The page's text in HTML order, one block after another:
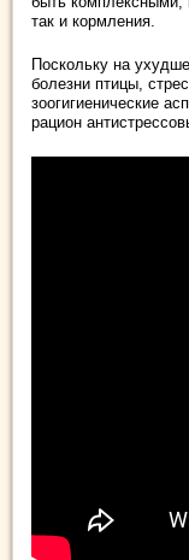
так и кормления.
Поскольку на
болезни птицы,
зоогигиенические
рацион